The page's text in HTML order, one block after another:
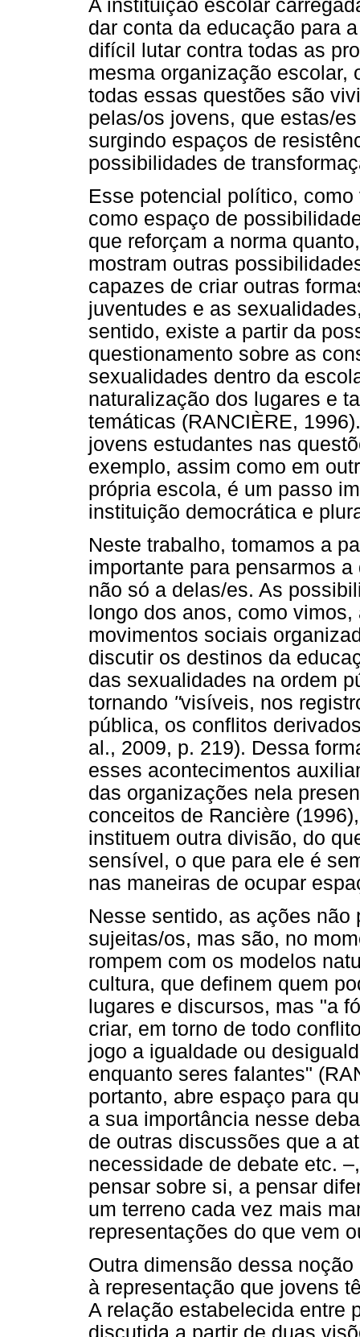
A instituição escolar
dar conta da educação para
difícil lutar contra todas as
mesma organização escolar,
todas essas questões são
pelas/os jovens, que estas/
surgindo espaços de
possibilidades de
Esse potencial político,
como espaço de
que reforçam a norma
mostram outras
capazes de criar outras
juventudes e as
sentido, existe a partir da
questionamento sobre as
sexualidades dentro da
naturalização dos lugares e
temáticas (RANCIÈRE,
jovens estudantes nas
exemplo, assim como em
própria escola, é um passo
instituição democrática e
Neste trabalho, tomamos a
importante para pensarmos
não só a delas/es. As
longo dos anos, como
movimentos sociais
discutir os destinos da
das sexualidades na ordem
tornando "visíveis, nos
pública, os conflitos
al., 2009, p. 219). Dessa
esses acontecimentos
das organizações nela
conceitos de Rancière
instituem outra divisão, do
sensível, o que para ele é
nas maneiras de ocupar
Nesse sentido, as ações
sujeitas/os, mas são, no
rompem com os modelos
cultura, que definem quem
lugares e discursos, mas "a
criar, em torno de todo
jogo a igualdade ou
enquanto seres falantes"
portanto, abre espaço para
a sua importância nesse
de outras discussões que a
necessidade de debate etc.
pensar sobre si, a pensar
um terreno cada vez mais
representações do que vem
Outra dimensão dessa
à representação que jovens
A relação estabelecida entre